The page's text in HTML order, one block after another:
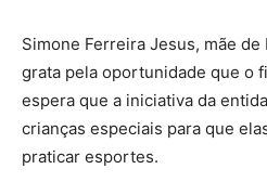
Simone Ferreira Jesus, mãe
grata pela oportunidade que o
espera que a iniciativa da
crianças especiais para que
praticar esportes.